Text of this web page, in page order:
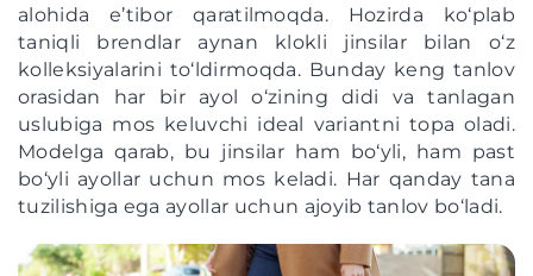
alohida e’tibor qaratilmoqda. Hozirda ko‘plab
taniqli brendlar aynan klokli jinsilar bilan o‘z
kolleksiyalarini to‘ldirmoqda. Bunday keng tanlov
orasidan har bir ayol o‘zining didi va tanlagan
uslubiga mos keluvchi ideal variantni topa oladi.
Modelga qarab, bu jinsilar ham bo‘yli, ham past
bo‘yli ayollar uchun mos keladi. Har qanday tana
tuzilishiga ega ayollar uchun ajoyib tanlov bo‘ladi.